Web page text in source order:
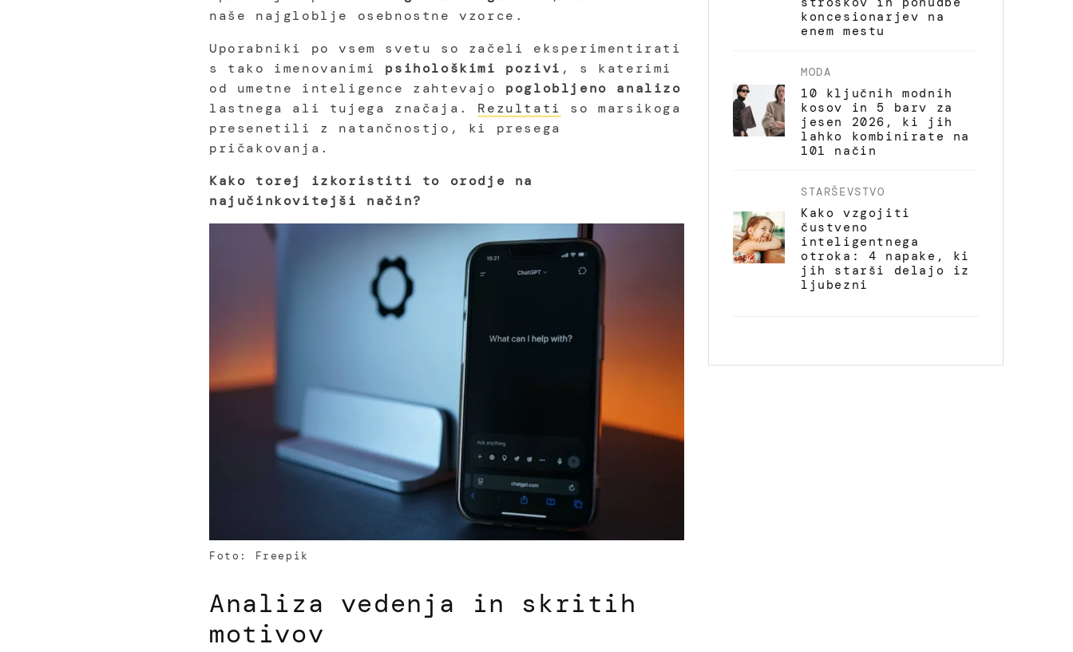
naše najgloblje osebnostne vzorce.
Uporabniki po vsem svetu so začeli eksperimentirati
s tako imenovanimi
psihološkimi pozivi , s katerimi
od umetne inteligence zahtevajo
poglobljeno analizo
lastnega ali tujega značaja. Rezultati
so marsikoga
presenetili z natančnostjo, ki presega
pričakovanja.
Kako torej izkoristiti to orodje na
najučinkovitejši način?
Foto: Freepik
Analiza vedenja in skritih
motivov
koncesionarjev na
enem mestu
MODA
10 ključnih modnih
kosov in 5 barv za
jesen 2026, ki jih
lahko kombinirate na
101 način
STARŠEVSTVO
Kako vzgojiti
čustveno
inteligentnega
otroka: 4 napake, ki
jih starši delajo iz
ljubezni